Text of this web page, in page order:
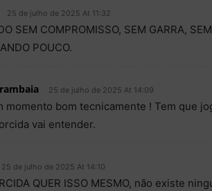
25 de julho de 2025 At 11:32
SEM COMPROMISSO, SEM GARRA,
POUCO.
25 de julho de 2025 At 14:09
momento bom tecnicamente ! Tem que
vai entender.
25 de julho de 2025 At 14:10
QUER ISSO MESMO, não existe